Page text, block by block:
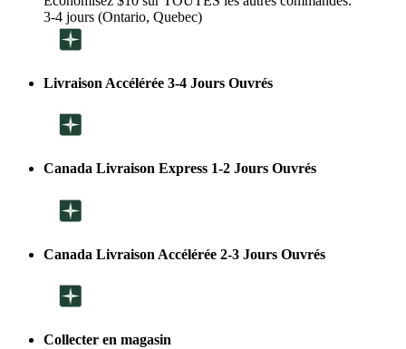
3-4 jours (Ontario, Quebec)
Livraison Accélérée 3-4 Jours Ouvrés
Canada Livraison Express 1-2 Jours Ouvrés
Canada Livraison Accélérée 2-3 Jours Ouvrés
Collecter en magasin